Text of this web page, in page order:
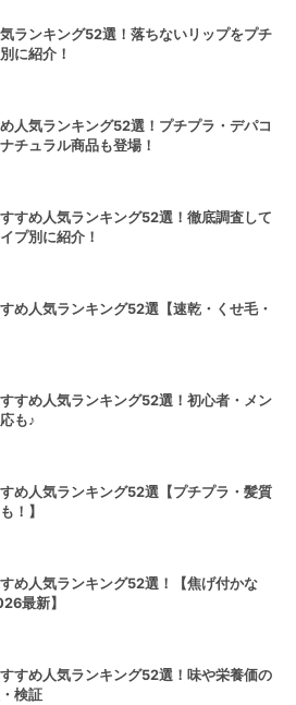
ランキング52選！落ちないリップをプチ
に紹介！
人気ランキング52選！プチプラ・デパコ
チュラル商品も登場！
すめ人気ランキング52選！徹底調査して
プ別に紹介！
め人気ランキング52選【速乾・くせ毛・
すめ人気ランキング52選！初心者・メン
も♪
め人気ランキング52選【プチプラ・髪質
！】
め人気ランキング52選！【焦げ付かな
最新】
すめ人気ランキング52選！味や栄養価の
検証